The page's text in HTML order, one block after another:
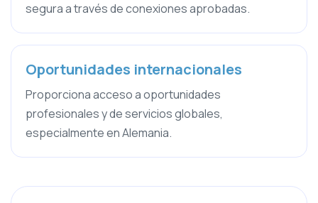
segura a través de conexiones aprobadas.
Oportunidades internacionales
Proporciona acceso a oportunidades
profesionales y de servicios globales,
especialmente en Alemania.